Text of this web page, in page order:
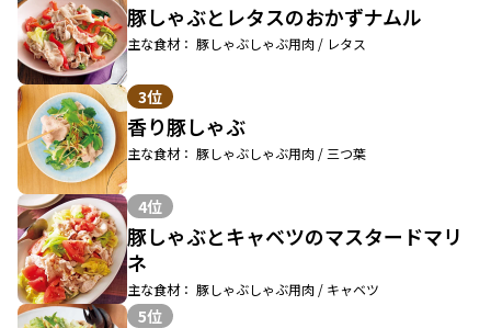
豚しゃぶとレタスのおかずナムル
主な食材： 豚しゃぶしゃぶ用肉 / レタス
3位
香り豚しゃぶ
主な食材： 豚しゃぶしゃぶ用肉 / 三つ葉
4位
豚しゃぶとキャベツのマスタードマリ
ネ
主な食材： 豚しゃぶしゃぶ用肉 / キャベツ
5位